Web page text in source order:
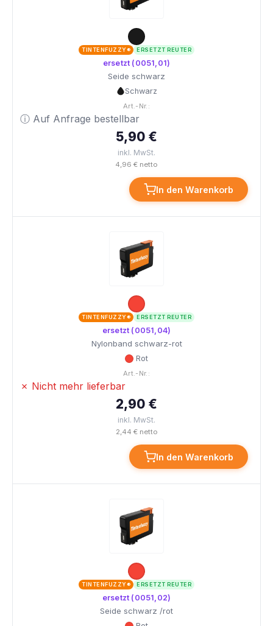
TINTENFUZZY® ERSETZT REUTER
ersetzt (0051,01)
Seide schwarz
Schwarz
Art.-Nr.:
ⓘ Auf Anfrage bestellbar
5,90 €
inkl. MwSt.
4,96 € netto
In den Warenkorb
TINTENFUZZY® ERSETZT REUTER
ersetzt (0051,04)
Nylonband schwarz-rot
Rot
Art.-Nr.:
✗ Nicht mehr lieferbar
2,90 €
inkl. MwSt.
2,44 € netto
In den Warenkorb
TINTENFUZZY® ERSETZT REUTER
ersetzt (0051,02)
Seide schwarz /rot